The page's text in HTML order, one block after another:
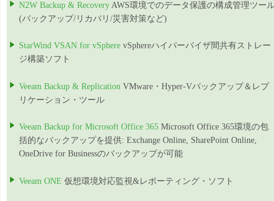
N2W Backup & Recovery AWS環境でのデータ保護の構成管理ツー
(バックアップ/リカバリ/災害対策など)
StarWind VSAN for vSphere vSphereハイパーバイザ間共有ストレー
ジ構築ソフト
Veeam Backup & Replication VMware・Hyper-Vバックアップ＆レプ
リケーション・ツール
Veeam Backup for Microsoft Office 365 Microsoft Office 365環境の包
括的なバックアップを提供: Exchange Online, SharePoint Online,
OneDrive for Businessのバックアップが可能
Veeam ONE 仮想環境対応監視&レポーティング・ソフト